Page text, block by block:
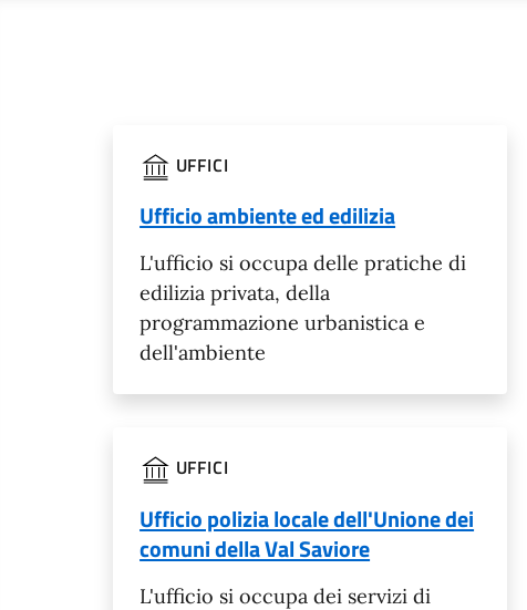
UFFICI
Ufficio ambiente ed edilizia
L'ufficio si occupa delle pratiche di
edilizia privata, della
programmazione urbanistica e
dell'ambiente
UFFICI
Ufficio polizia locale dell'Unione dei
comuni della Val Saviore
L'ufficio si occupa dei servizi di